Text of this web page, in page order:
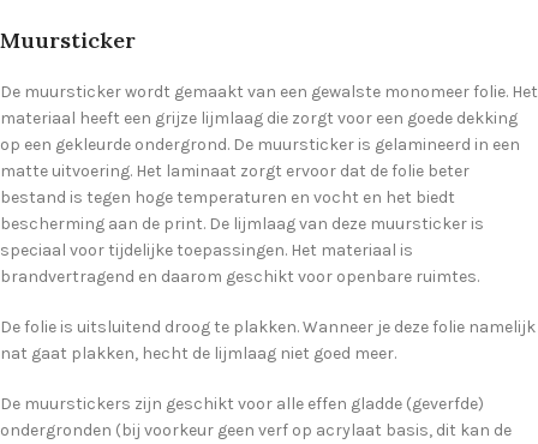
Muursticker
De muursticker wordt gemaakt van een gewalste monomeer folie. Het
materiaal heeft een grijze lijmlaag die zorgt voor een goede dekking
op een gekleurde ondergrond. De muursticker is gelamineerd in een
matte uitvoering. Het laminaat zorgt ervoor dat de folie beter
bestand is tegen hoge temperaturen en vocht en het biedt
bescherming aan de print. De lijmlaag van deze muursticker is
speciaal voor tijdelijke toepassingen. Het materiaal is
brandvertragend en daarom geschikt voor openbare ruimtes.
De folie is uitsluitend droog te plakken. Wanneer je deze folie namelijk
nat gaat plakken, hecht de lijmlaag niet goed meer.
De muurstickers zijn geschikt voor alle effen gladde (geverfde)
ondergronden (bij voorkeur geen verf op acrylaat basis, dit kan de